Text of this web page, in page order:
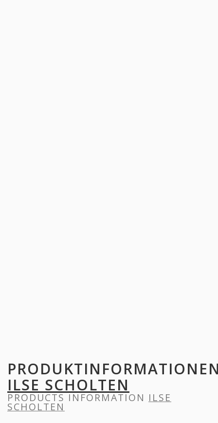
ILSE SCHOLTEN
PRODUCTS INFORMATION ILSE
SCHOLTEN